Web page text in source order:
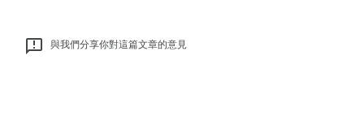
與我們分享你對這篇文章的意見